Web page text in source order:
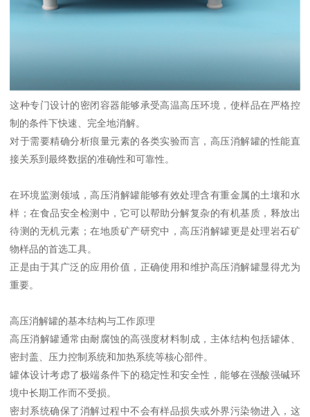
这种专门设计的密闭容器能够承受高温高压环境，使样品在严格控
制的条件下快速、完全地消解。
对于需要精确分析痕量元素的各类实验而言，高压消解罐的性能直
接关系到最终数据的准确性和可靠性。
在环境监测领域，高压消解罐能够有效处理含有重金属的土壤和水
样；在食品安全检测中，它可以帮助分解复杂的有机基质，释放出
待测的无机元素；在地质矿产研究中，高压消解罐更是处理岩石矿
物样品的首选工具。
正是由于其广泛的应用价值，正确使用和维护高压消解罐显得尤为
重要。
高压消解罐的基本结构与工作原理
高压消解罐通常由耐腐蚀的高强度材料制成，主体结构包括罐体、
密封盖、压力控制系统和加热系统等核心部件。
罐体设计考虑了极端条件下的稳定性和安全性，能够在强酸强碱环
境中长期工作而不受损。
密封系统确保了消解过程中不会有样品损失或外界污染物进入，这